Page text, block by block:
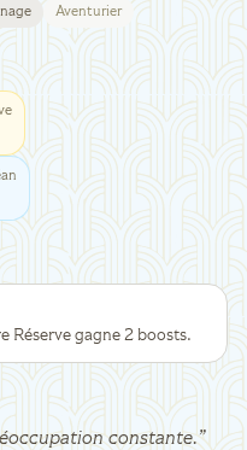
Aventurier
Réserve gagne 2 boosts.
constante.”